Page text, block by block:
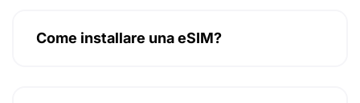
Come installare una eSIM?